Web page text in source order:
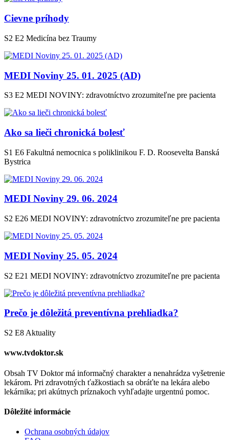
Cievne príhody
S2 E2 Medicína bez Traumy
MEDI Noviny 25. 01. 2025 (AD)
S3 E2 MEDI NOVINY: zdravotníctvo zrozumiteľne pre pacienta
Ako sa lieči chronická bolesť
S1 E6 Fakultná nemocnica s poliklinikou F. D. Roosevelta Banská
Bystrica
MEDI Noviny 29. 06. 2024
S2 E26 MEDI NOVINY: zdravotníctvo zrozumiteľne pre pacienta
MEDI Noviny 25. 05. 2024
S2 E21 MEDI NOVINY: zdravotníctvo zrozumiteľne pre pacienta
Prečo je dôležitá preventívna prehliadka?
S2 E8 Aktuality
www.tvdoktor.sk
Obsah TV Doktor má informačný charakter a nenahrádza vyšetrenie
lekárom. Pri zdravotných ťažkostiach sa obráťte na lekára alebo
lekárnika; pri akútnych príznakoch vyhľadajte urgentnú pomoc.
Dôležité informácie
Ochrana osobných údajov